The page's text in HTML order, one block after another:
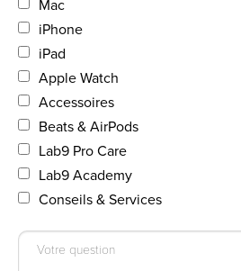
Mac
iPhone
iPad
Apple Watch
Accessoires
Beats & AirPods
Lab9 Pro Care
Lab9 Academy
Conseils & Services